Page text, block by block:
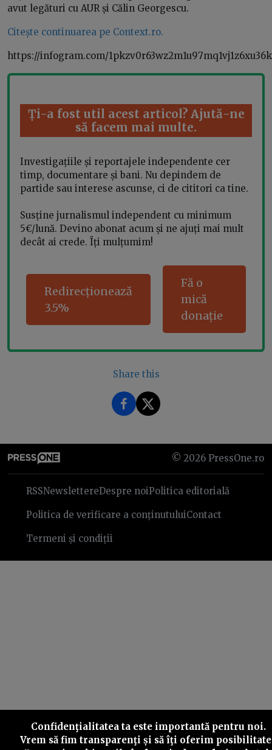
avut legături cu AUR și Călin Georgescu.
Citește continuarea pe Context.ro.
https://infogram.com/
Ți-a fost util acest articol? Ajută-ne
să facem mai multe.
Investigațiile și reportajele independente cer
timp, documentare și bani. Nu depindem de
partide sau interese ascunse, ci de cititori ca tine.
Susține jurnalismul independent cu minimum
5€/lună. Devino abonat acum și ne ajuți mai mult
decât ai crede. Îți mulțumim!
Redirecționează
3.5%
Fă o
mică
donație
Share this
©2026 PressOne.ro
RSSNewslettereDespre noiPolitica editorială
Politica de verificare a conținutuluiContact
Termeni și condiții
Confidenţialitatea ta este importantă pentru noi.
Vrem să fim transparenţi și să îţi oferim